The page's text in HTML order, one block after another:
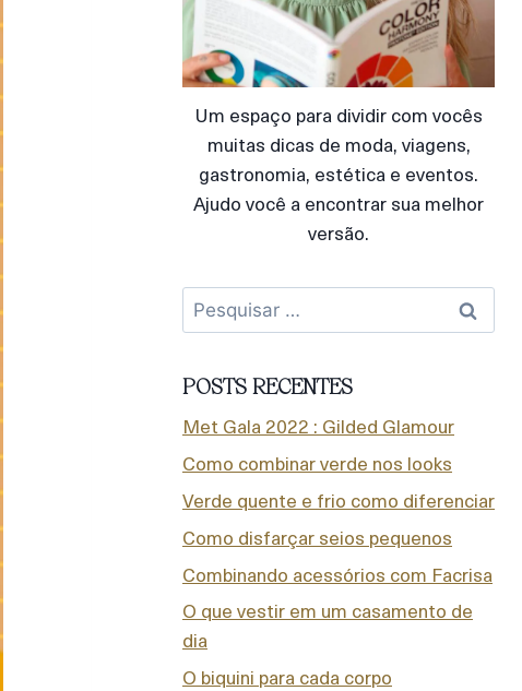
Um espaço para dividir com vocês
muitas dicas de moda, viagens,
gastronomia, estética e eventos.
Ajudo você a encontrar sua melhor
versão.
POSTS RECENTES
Met Gala 2022 : Gilded Glamour
Como combinar verde nos looks
Verde quente e frio como diferenciar
Como disfarçar seios pequenos
Combinando acessórios com Facrisa
O que vestir em um casamento de
dia
O biquini para cada corpo